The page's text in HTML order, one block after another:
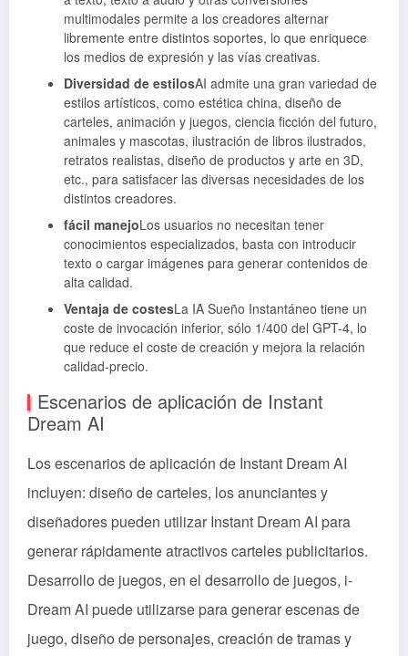
multimodales permite a los creadores alternar
libremente entre distintos soportes, lo que enriquece
los medios de expresión y las vías creativas.
Diversidad de estilosAI admite una gran variedad de
estilos artísticos, como estética china, diseño de
carteles, animación y juegos, ciencia ficción del futuro,
animales y mascotas, ilustración de libros ilustrados,
retratos realistas, diseño de productos y arte en 3D,
etc., para satisfacer las diversas necesidades de los
distintos creadores.
fácil manejoLos usuarios no necesitan tener
conocimientos especializados, basta con introducir
texto o cargar imágenes para generar contenidos de
alta calidad.
Ventaja de costesLa IA Sueño Instantáneo tiene un
coste de invocación inferior, sólo 1/400 del GPT-4, lo
que reduce el coste de creación y mejora la relación
calidad-precio.
Escenarios de aplicación de Instant
Dream AI
Los escenarios de aplicación de Instant Dream AI
incluyen: diseño de carteles, los anunciantes y
diseñadores pueden utilizar Instant Dream AI para
generar rápidamente atractivos carteles publicitarios.
Desarrollo de juegos, en el desarrollo de juegos, i-
Dream AI puede utilizarse para generar escenas de
juego, diseño de personajes, creación de tramas y